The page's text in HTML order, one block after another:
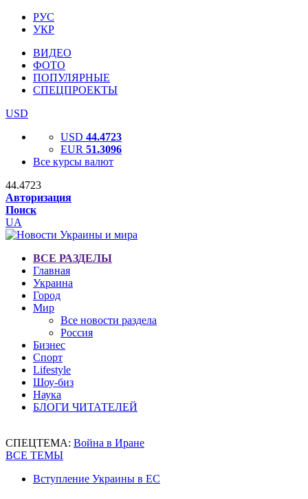
РУС
УКР
ВИДЕО
ФОТО
ПОПУЛЯРНЫЕ
СПЕЦПРОЕКТЫ
USD
USD 44.4723
EUR 51.3096
Все курсы валют
44.4723
Авторизация
Поиск
UA
ВСЕ РАЗДЕЛЫ
Главная
Украина
Город
Мир
Все новости раздела
Россия
Бизнес
Спорт
Lifestyle
Шоу-биз
Наука
БЛОГИ ЧИТАТЕЛЕЙ
СПЕЦТЕМА: Война в Иране
ВСЕ ТЕМЫ
Вступление Украины в ЕС